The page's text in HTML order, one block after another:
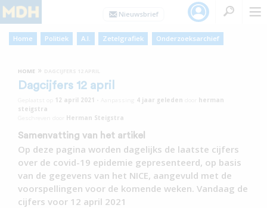
Home Politiek A.I. Zetelgrafiek Onderzoeksarchief
HOME »
Dagcijfers 12 april
12 april 2021 4 jaar geleden
herman
steigstra
Herman Steigstra
Samenvatting van het artikel
Op deze pagina worden dagelijks de laatste cijfers
over de covid-19 epidemie gepresenteerd, op basis
van de gegevens van het NICE, aangevuld met de
voorspellingen voor de komende weken. Vandaag de
cijfers voor 12 april 2021